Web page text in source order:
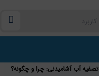
تصفیه آب آشامیدنی: چرا و چگونه؟